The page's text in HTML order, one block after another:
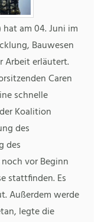
hat am 04. Juni im
Bauwesen
Arbeit erläutert.
Caren
schnelle
Koalition
des
des
vor Beginn
stattfinden. Es
Außerdem werde
legte die